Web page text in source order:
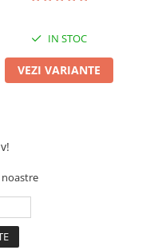
IN STOC
VEZI VARIANTE